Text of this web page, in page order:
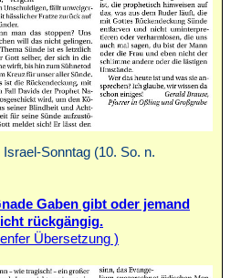
Sonntag (10. So. n.
Gaben gibt oder jemand
rückgängig.
Übersetzung )